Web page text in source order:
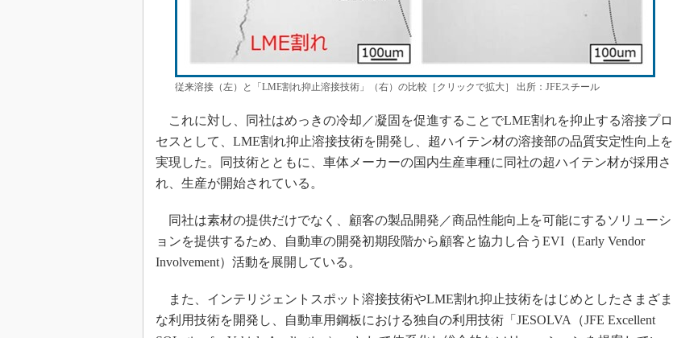
従来溶接（左）と「LME割れ抑止溶接技術」（右）の比較［クリックで拡大］ 出所：JFEスチール
これに対し、同社はめっきの冷却／凝固を促進することでLME割れを抑止する溶接プロ
セスとして、LME割れ抑止溶接技術を開発し、超ハイテン材の溶接部の品質安定性向上を
実現した。同技術とともに、車体メーカーの国内生産車種に同社の超ハイテン材が採用さ
れ、生産が開始されている。
同社は素材の提供だけでなく、顧客の製品開発／商品性能向上を可能にするソリューシ
ョンを提供するため、自動車の開発初期段階から顧客と協力し合うEVI（Early Vendor
Involvement）活動を展開している。
また、インテリジェントスポット溶接技術やLME割れ抑止技術をはじめとしたさまざま
な利用技術を開発し、自動車用鋼板における独自の利用技術「JESOLVA（JFE Excellent